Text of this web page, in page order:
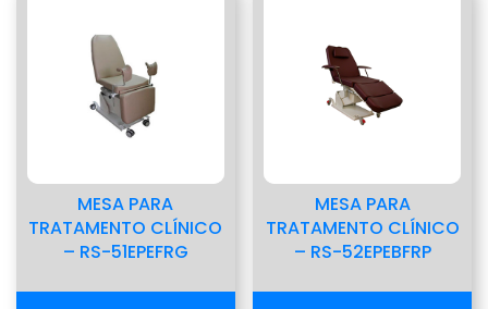
MESA PARA
TRATAMENTO CLÍNICO
– RS-51EPEFRG
MESA PARA
TRATAMENTO CLÍNICO
– RS-52EPEBFRP